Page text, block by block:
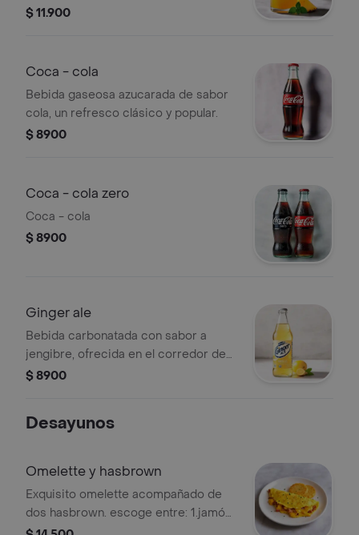
cualquier momento.
$ 11.900
Coca - cola
Bebida gaseosa azucarada de sabor
cola, un refresco clásico y popular.
$ 8900
Coca - cola zero
Coca - cola
$ 8900
Ginger ale
Bebida carbonatada con sabor a
jengibre, ofrecida en el corredor de
bebidas.
$ 8900
Desayunos
Omelette y hasbrown
Exquisito omelette acompañado de
dos hasbrown. escoge entre: 1.jamón
y queso 2.jamón maiz 3.tomates